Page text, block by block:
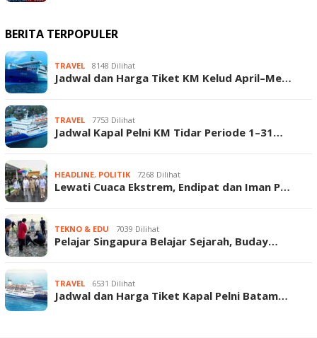
BERITA TERPOPULER
TRAVEL 8148 Dilihat
Jadwal dan Harga Tiket KM Kelud April–Me…
TRAVEL 7753 Dilihat
Jadwal Kapal Pelni KM Tidar Periode 1–31…
HEADLINE, POLITIK 7268 Dilihat
Lewati Cuaca Ekstrem, Endipat dan Iman P…
TEKNO & EDU 7039 Dilihat
Pelajar Singapura Belajar Sejarah, Buday…
TRAVEL 6531 Dilihat
Jadwal dan Harga Tiket Kapal Pelni Batam…